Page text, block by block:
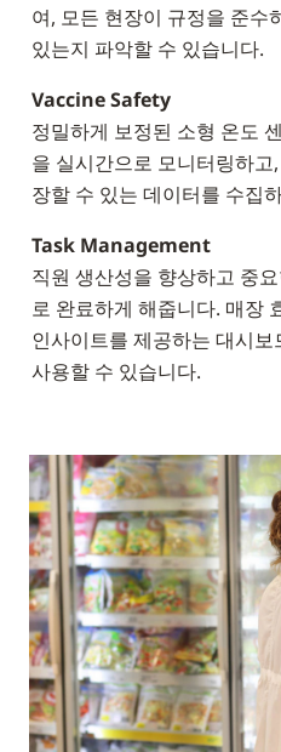
여, 모든 현장이 규정을 준수
있는지 파악할 수 있습니다.
Vaccine Safety
정밀하게 보정된 소형 온도
을 실시간으로 모니터링하
장할 수 있는 데이터를 수집
Task Management
직원 생산성을 향상하고 중
로 완료하게 해줍니다. 매장
인사이트를 제공하는 대시
사용할 수 있습니다.